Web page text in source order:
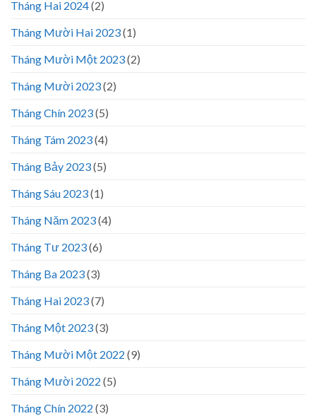
Tháng Hai 2024(2)
Tháng Mười Hai 2023(1)
Tháng Mười Một 2023(2)
Tháng Mười 2023(2)
Tháng Chín 2023(5)
Tháng Tám 2023(4)
Tháng Bảy 2023(5)
Tháng Sáu 2023(1)
Tháng Năm 2023(4)
Tháng Tư 2023(6)
Tháng Ba 2023(3)
Tháng Hai 2023(7)
Tháng Một 2023(3)
Tháng Mười Một 2022 (9)
Tháng Mười 2022 (5)
Tháng Chín 2022 (3)